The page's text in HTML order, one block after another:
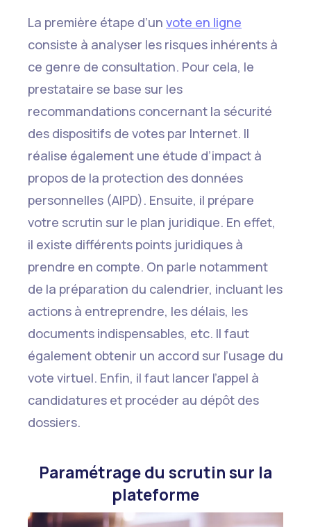
La première étape d’un vote en ligne
consiste à analyser les risques inhérents à
ce genre de consultation. Pour cela, le
prestataire se base sur les
recommandations concernant la sécurité
des dispositifs de votes par Internet. Il
réalise également une étude d’impact à
propos de la protection des données
personnelles (AIPD). Ensuite, il prépare
votre scrutin sur le plan juridique. En effet,
il existe différents points juridiques à
prendre en compte. On parle notamment
de la préparation du calendrier, incluant les
actions à entreprendre, les délais, les
documents indispensables, etc. Il faut
également obtenir un accord sur l’usage du
vote virtuel. Enfin, il faut lancer l’appel à
candidatures et procéder au dépôt des
dossiers.
Paramétrage du scrutin sur la
plateforme